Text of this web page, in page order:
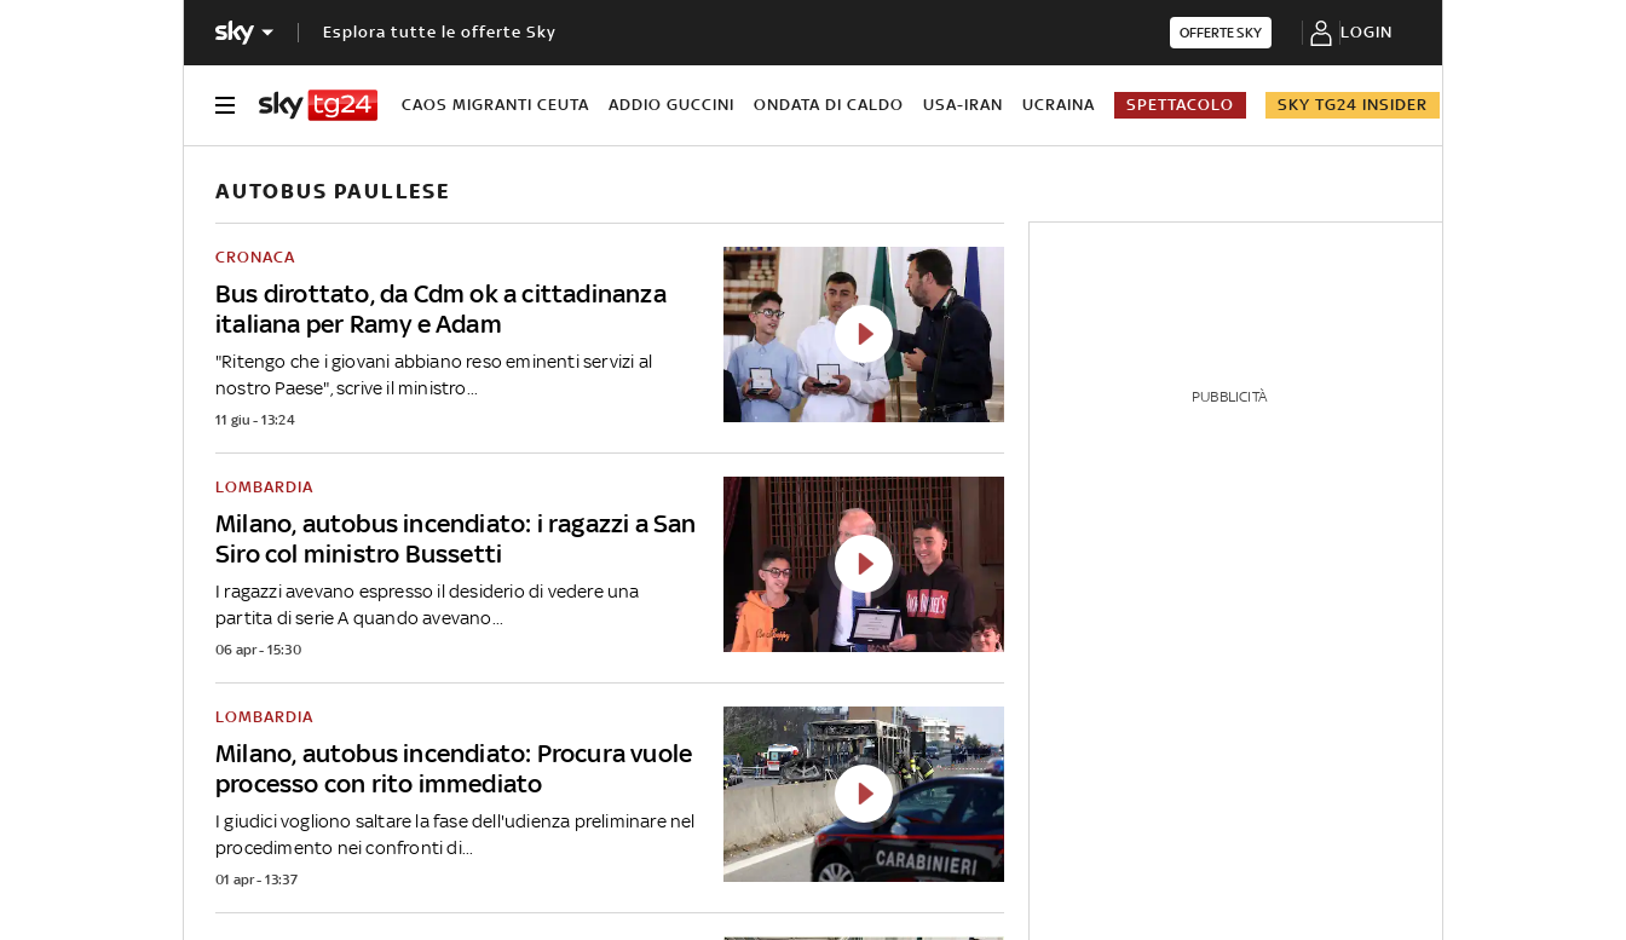
Esplora tutte le offerte Sky OFFERTE SKY LOGIN
CAOS MIGRANTI CEUTA ADDIO GUCCINI ONDATA DI CALDO USA-IRAN UCRAINA SPETTACOLO SKY TG24 INSIDER
AUTOBUS PAULLESE
Bus dirottato, da Cdm ok a cittadinanza
italiana per Ramy e Adam
CRONACA
"Ritengo che i giovani abbiano reso eminenti servizi al
nostro Paese", scrive il ministro...
11 giu - 13:24
Milano, autobus incendiato: i ragazzi a San
Siro col ministro Bussetti
LOMBARDIA
I ragazzi avevano espresso il desiderio di vedere una
partita di serie A quando avevano...
06 apr - 15:30
Milano, autobus incendiato: Procura vuole
processo con rito immediato
LOMBARDIA
I giudici vogliono saltare la fase dell'udienza preliminare nel
procedimento nei confronti di...
01 apr - 13:37
PUBBLICITÀ